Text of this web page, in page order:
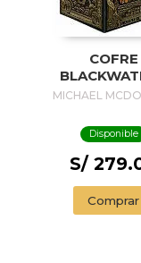
COFRE
MICHAEL
Disponible
S/
Comprar